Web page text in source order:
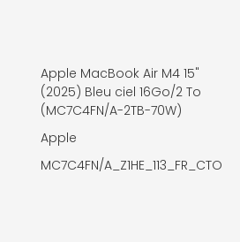
Apple MacBook Air M4 15"
(2025) Bleu ciel 16Go/2 To
(MC7C4FN/A-2TB-70W)
Apple
MC7C4FN/A_Z1HE_113_FR_CTO